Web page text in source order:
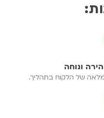
ונוחה
מלאה של הלקוח בתהליך.